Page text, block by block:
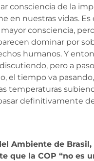
consciencia de la
en nuestras vidas.
consciencia,
dominar por
humanos. Y
pero a
el tiempo va
temperaturas
definitivamente
Ambiente de Brasil,
que la COP “no es